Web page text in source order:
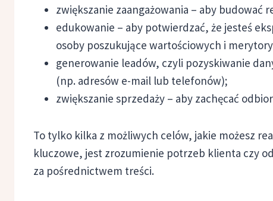
zwiększanie zaangażowania – aby budować
edukowanie – aby potwierdzać, że jesteś
osoby poszukujące wartościowych i
generowanie leadów, czyli pozyskiwanie
(np. adresów e-mail lub telefonów);
zwiększanie sprzedaży – aby zachęcać
To tylko kilka z możliwych celów, jakie możesz
kluczowe, jest zrozumienie potrzeb klienta czy
za pośrednictwem treści.